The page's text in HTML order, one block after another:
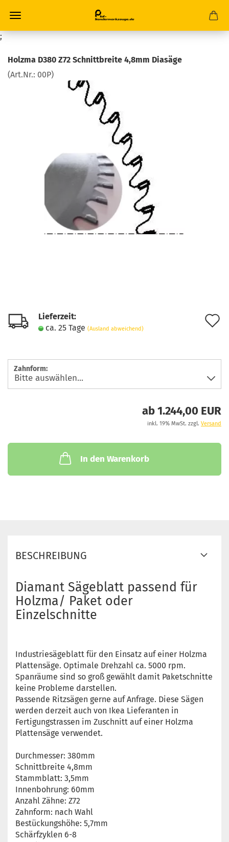
;
Holzma D380 Z72 Schnittbreite 4,8mm Diasäge
(Art.Nr.: 00P)
Lieferzeit:
ca. 25 Tage (Ausland abweichend)
Zahnform:
ab 1.244,00 EUR
inkl. 19% MwSt. zzgl. Versand
In den Warenkorb
BESCHREIBUNG
Diamant Sägeblatt passend für
Holzma/ Paket oder
Einzelschnitte
Industriesägeblatt für den Einsatz auf einer Holzma
Plattensäge. Optimale Drehzahl ca. 5000 rpm.
Spanräume sind so groß gewählt damit Paketschnitte
keine Probleme darstellen.
Passende Ritzsägen gerne auf Anfrage. Diese Sägen
werden derzeit auch von Ikea Lieferanten in
Fertigungstrassen im Zuschnitt auf einer Holzma
Plattensäge verwendet.
Durchmesser: 380mm
Schnittbreite 4,8mm
Stammblatt: 3,5mm
Innenbohrung: 60mm
Anzahl Zähne: Z72
Zahnform: nach Wahl
Bestückungshöhe: 5,7mm
Schärfzyklen 6-8